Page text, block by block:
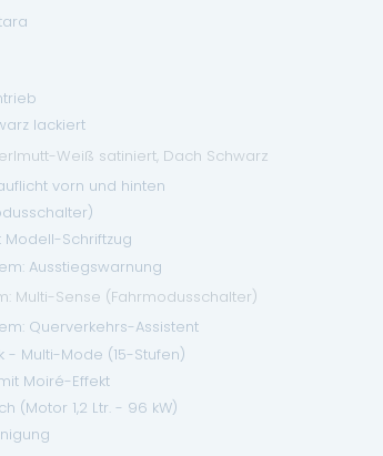
lackiert
Weiß satiniert, Dach Schwarz
vorn und hinten
Modell-Schriftzug
Ausstiegswarnung
Multi-Sense (Fahrmodusschalter)
Querverkehrs-Assistent
- Multi-Mode (15-Stufen)
Moiré-Effekt
(Motor 1,2 Ltr. - 96 kW)